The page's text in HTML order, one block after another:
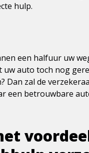
hulp.
een halfuur uw
uw auto toch nog
Dan zal de
een betrouwbare